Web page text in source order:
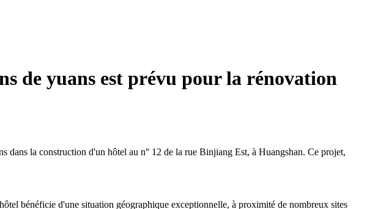
de yuans est prévu pour la rénovation
la construction d'un hôtel au n° 12 de la rue Binjiang Est, à Huangshan. Ce projet,
bénéficie d'une situation géographique exceptionnelle, à proximité de nombreux sites